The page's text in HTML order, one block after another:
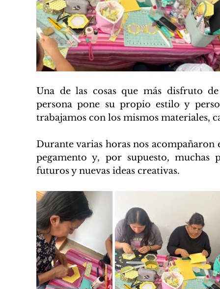
Una de las cosas que más disfruto
persona pone su propio estilo y
trabajamos con los mismos materiales,
Durante varias horas nos acompañaron
pegamento y, por supuesto, muchas
futuros y nuevas ideas creativas.